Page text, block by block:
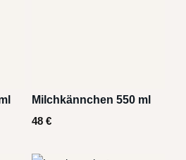
Milchkännchen 550 ml
48 €